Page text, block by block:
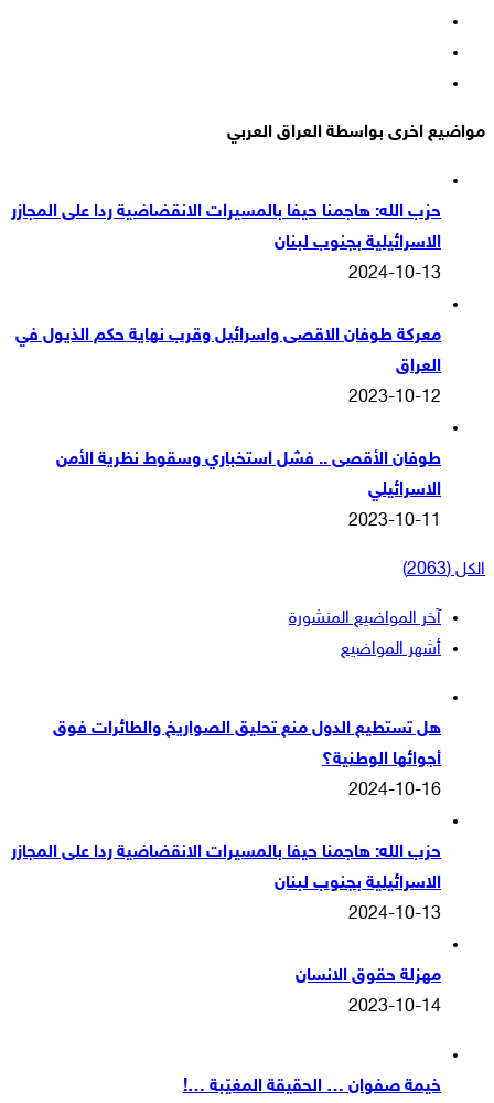
مواضيع اخرى بواسطة العراق العربي
حزب الله: هاجمنا حيفا بالمسيرات الانقضاضية ردا على المجازر
الاسرائيلية بجنوب لبنان
2024-10-13
معركة طوفان الاقصى واسرائيل وقرب نهاية حكم الذيول في
العراق
2023-10-12
طوفان الأقصى .. فشل استخباري وسقوط نظرية الأمن
الاسرائيلي
2023-10-11
الكل (2063)
آخر المواضيع المنشورة
أشهر المواضيع
هل تستطيع الدول منع تحليق الصواريخ والطائرات فوق
أجوائها الوطنية؟
2024-10-16
حزب الله: هاجمنا حيفا بالمسيرات الانقضاضية ردا على المجازر
الاسرائيلية بجنوب لبنان
2024-10-13
مهزلة حقوق الانسان
2023-10-14
خيمة صفوان … الحقيقة المغيّبة …!